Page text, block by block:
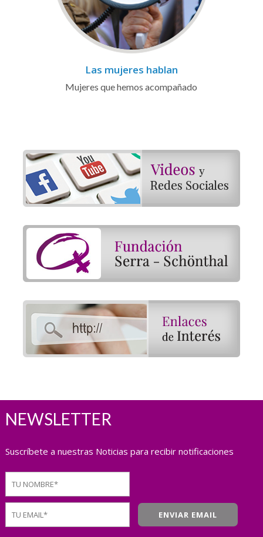
Las mujeres hablan
Mujeres que hemos acompañado
NEWSLETTER
Suscríbete a nuestras Noticias para recibir notificaciones